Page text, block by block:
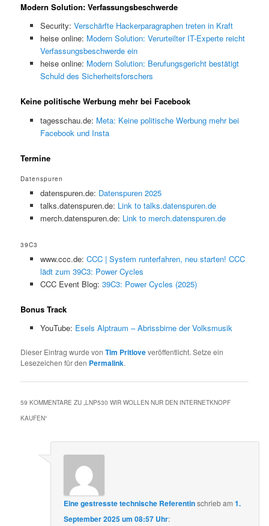
Modern Solution: Verfassungsbeschwerde
Security: Verschärfte Hackerparagraphen treten in Kraft
heise online: Modern Solution: Verurteilter IT-Experte reicht
Verfassungsbeschwerde ein
heise online: Modern Solution: Berufungsgericht bestätigt
Schuld des Sicherheitsforschers
Keine politische Werbung mehr bei Facebook
tagesschau.de: Meta: Keine politische Werbung mehr bei
Facebook und Insta
Termine
Datenspuren
datenspuren.de: Datenspuren 2025
talks.datenspuren.de: Link to talks.datenspuren.de
merch.datenspuren.de: Link to merch.datenspuren.de
39C3
www.ccc.de: CCC | System runterfahren, neu starten! CCC
lädt zum 39C3: Power Cycles
CCC Event Blog: 39C3: Power Cycles (2025)
Bonus Track
YouTube: Esels Alptraum – Abrissbirne der Volksmusik
Dieser Eintrag wurde vonTim Pritloveveröffentlicht. Setze ein
Lesezeichen für den Permalink.
59 KOMMENTARE ZU „LNP530 WIR WOLLEN NUR DEN INTERNETKNOPF
KAUFEN“
Eine gestresste technische Referentinschriebam1.
September 2025 um 08:57 Uhr: